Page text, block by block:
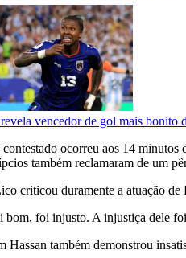
vencedor de gol mais bonito
ocorreu aos 14
também reclamaram de um
criticou duramente a atuação de
bom, foi injusto. A injustiça dele
Hassan também demonstrou